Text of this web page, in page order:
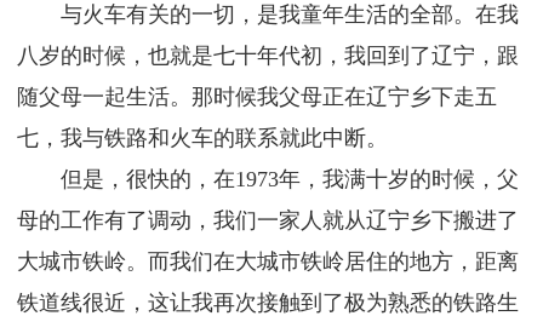
与火车有关的一切，是我童年生活的全部。在我
八岁的时候，也就是七十年代初，我回到了辽宁，跟
随父母一起生活。那时候我父母正在辽宁乡下走五
七，我与铁路和火车的联系就此中断。
但是，很快的，在1973年，我满十岁的时候，父
母的工作有了调动，我们一家人就从辽宁乡下搬进了
大城市铁岭。而我们在大城市铁岭居住的地方，距离
铁道线很近，这让我再次接触到了极为熟悉的铁路生